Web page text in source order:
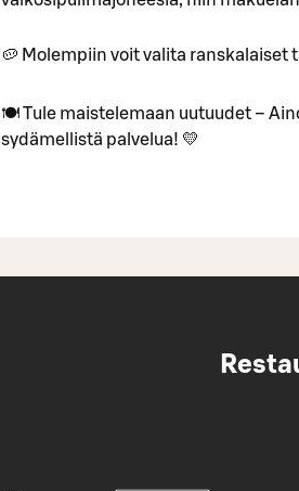
🥔 Molempiin voit valita ranskalaiset
🍽 Tule maistelemaan uutuudet –
sydämellistä palvelua! 💛